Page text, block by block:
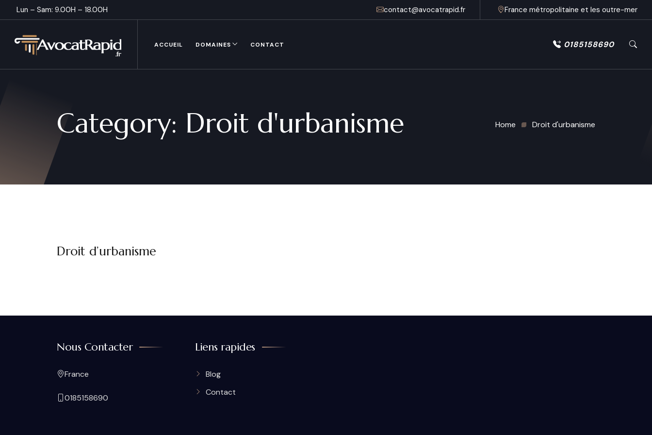
Lun – Sam: 9.00H – 18.00H contact@avocatrapid.fr France métropolitaine et les outre-mer
ACCUEIL DOMAINES CONTACT 0185158690
Category: Droit d'urbanisme Home Droit d'urbanisme
Droit d’urbanisme
Nous Contacter
France
0185158690
Liens rapides
Blog
Contact